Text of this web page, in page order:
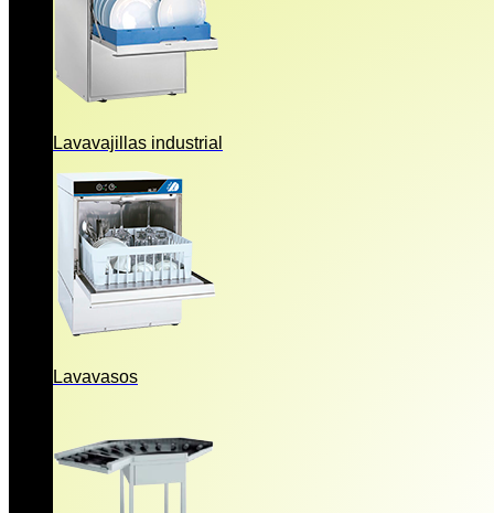
Lavavajillas industrial
Lavavasos